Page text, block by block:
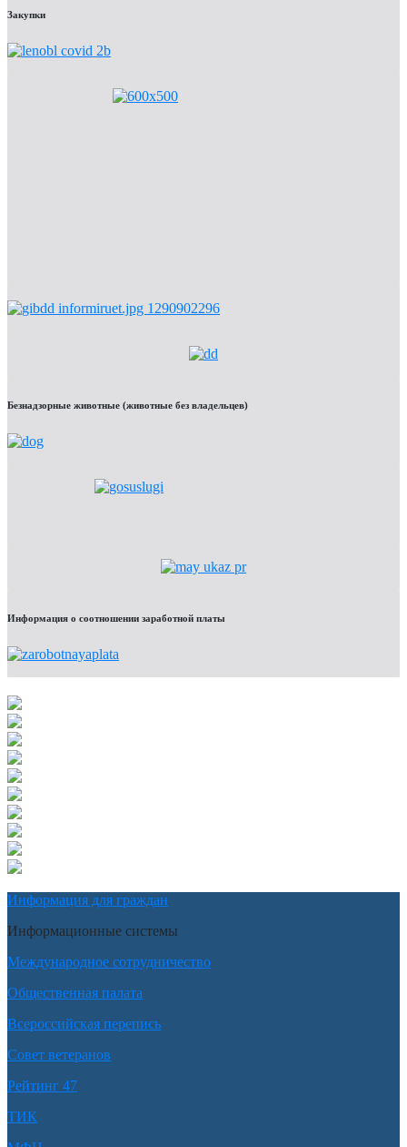
Закупки
Безнадзорные животные (животные без владельцев)
Информация о соотношении заработной платы
Информация для граждан
Информационные системы
Международное сотрудничество
Общественная палата
Всероссийская перепись
Совет ветеранов
Рейтинг 47
ТИК